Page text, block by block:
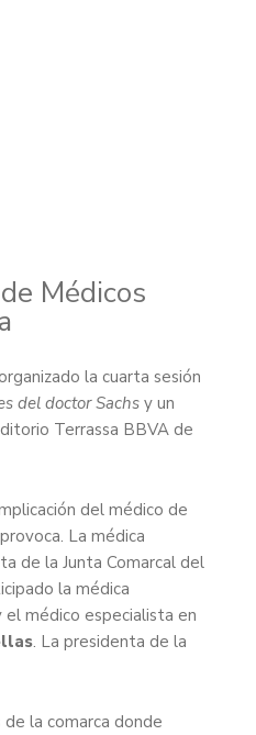
Médicos
la cuarta sesión
del doctor Sachs y un
Terrassa BBVA de
del médico de
La médica
de la Junta Comarcal del
la médica
el médico especialista en
. La presidenta de la
la comarca donde